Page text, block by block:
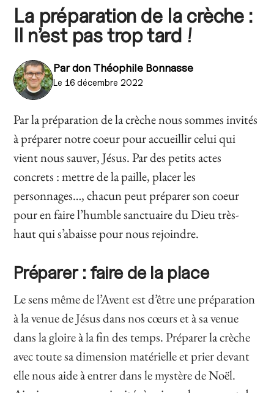
La préparation de la crèche :
Il n’est pas trop tard !
Pardon Théophile Bonnasse
Le 16 décembre 2022
Par la préparation de la crèche nous sommes invités
à préparer notre coeur pour accueillir celui qui
vient nous sauver, Jésus. Par des petits actes
concrets : mettre de la paille, placer les
personnages…, chacun peut préparer son coeur
pour en faire l’humble sanctuaire du Dieu très-
haut qui s’abaisse pour nous rejoindre.
Préparer : faire de la place
Le sens même de l’Aventestd’être une préparation
à la venue de Jésus dans nos cœurset à sa venue
dans la gloire à la fin des temps.Préparer la crèche
avec toute sa dimension matérielle et prier devant
elle nous aide à entrer dans le mystère de Noël.